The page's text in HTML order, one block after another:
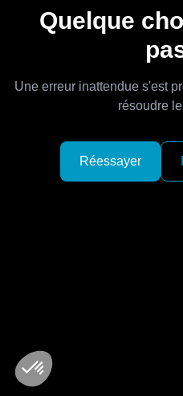
Quelque
Une erreur inattendue s'est
résoudre
Réessayer